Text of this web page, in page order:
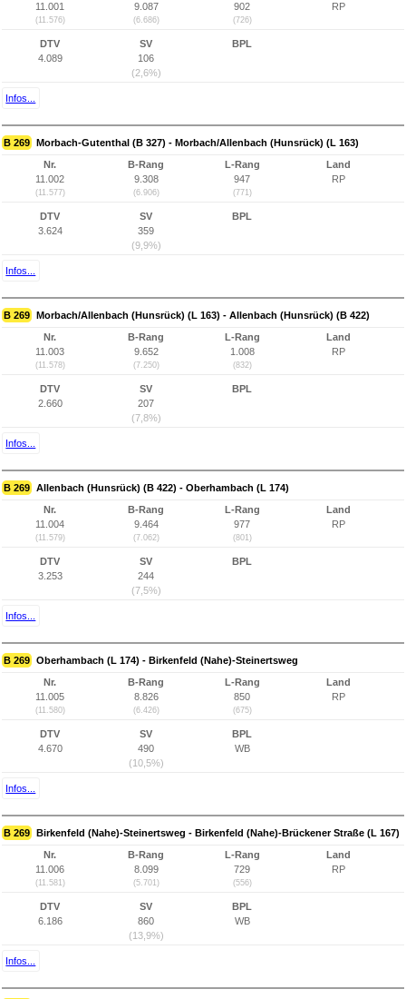
11.001
(11.576)
9.087
(6.686)
902
(726)
RP
DTV
4.089
SV
106
(2,6%)
BPL
Infos...
B 269 Morbach-Gutenthal (B 327) - Morbach/Allenbach (Hunsrück) (L 163)
Nr.
11.002
(11.577)
B-Rang
9.308
(6.906)
L-Rang
947
(771)
Land
RP
DTV
3.624
SV
359
(9,9%)
BPL
Infos...
B 269 Morbach/Allenbach (Hunsrück) (L 163) - Allenbach (Hunsrück) (B 422)
Nr.
11.003
(11.578)
B-Rang
9.652
(7.250)
L-Rang
1.008
(832)
Land
RP
DTV
2.660
SV
207
(7,8%)
BPL
Infos...
B 269 Allenbach (Hunsrück) (B 422) - Oberhambach (L 174)
Nr.
11.004
(11.579)
B-Rang
9.464
(7.062)
L-Rang
977
(801)
Land
RP
DTV
3.253
SV
244
(7,5%)
BPL
Infos...
B 269 Oberhambach (L 174) - Birkenfeld (Nahe)-Steinertsweg
Nr.
11.005
(11.580)
B-Rang
8.826
(6.426)
L-Rang
850
(675)
Land
RP
DTV
4.670
SV
490
(10,5%)
BPL
WB
Infos...
B 269 Birkenfeld (Nahe)-Steinertsweg - Birkenfeld (Nahe)-Brückener Straße (L 167)
Nr.
11.006
(11.581)
B-Rang
8.099
(5.701)
L-Rang
729
(556)
Land
RP
DTV
6.186
SV
860
(13,9%)
BPL
WB
Infos...